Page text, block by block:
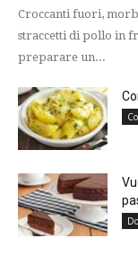
Croccanti fuori,
straccetti di pollo in
preparare un...